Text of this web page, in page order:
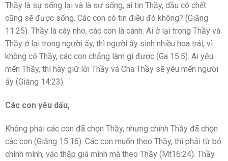
Thầy là sự sống lại và là sự sống, ai tin Thầy, dầu có chết
cũng sẽ được sống. Các con có tin điều đó không? (Giăng
11:25). Thầy là cây nho, các con là cành. Ai ở lại trong Thầy và
Thầy ở lại trong người ấy, thì người ấy sinh nhiều hoa trái, vì
không có Thầy, các con chẳng làm gì được (Ga 15:5). Ai yêu
mến Thầy, thì hãy giữ lời Thầy và Cha Thầy sẽ yêu mến người
ấy (Giăng 14:23).
Các con yêu dấu,
Không phải các con đã chọn Thầy, nhưng chính Thầy đã chọn
các con (Giăng 15:16). Các con muốn theo Thầy, thì phải từ bỏ
chính mình, vác thập giá mình mà theo Thầy (Mt16:24). Thầy